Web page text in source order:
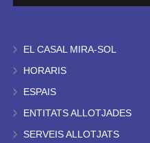
EL CASAL MIRA-SOL
HORARIS
ESPAIS
ENTITATS ALLOTJADES
SERVEIS ALLOTJATS